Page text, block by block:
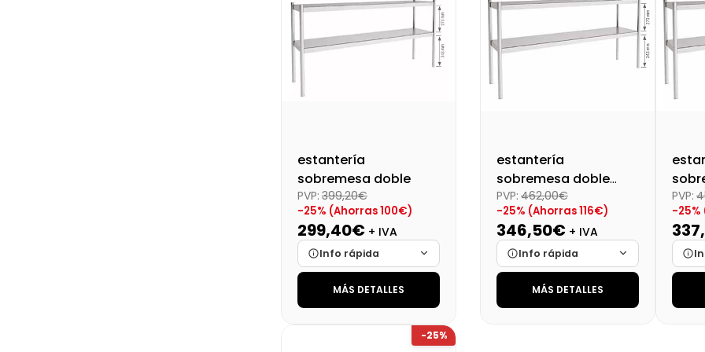
estantería
sobremesa doble
PVP: 399,20€
-25% (Ahorras 100€)
299,40€ + IVA
Info rápida
Marca
Cargando…
Cargando…
MÁS DETALLES
estantería
sobremesa doble
desmontado
Dim:1300X350X700
PVP: 462,00€
-25% (Ahorras 116€)
346,50€ + IVA
Info rápida
Marca
Cargando…
MÁS DETALLES
PVP:
-25%
-25%